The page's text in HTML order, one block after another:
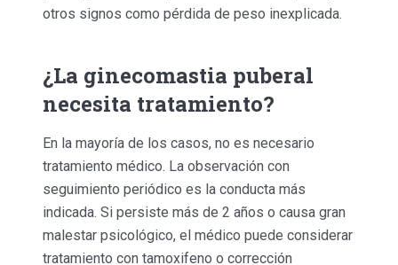
otros signos como pérdida de peso inexplicada.
¿La ginecomastia puberal
necesita tratamiento?
En la mayoría de los casos, no es necesario
tratamiento médico. La observación con
seguimiento periódico es la conducta más
indicada. Si persiste más de 2 años o causa gran
malestar psicológico, el médico puede considerar
tratamiento con tamoxifeno o corrección